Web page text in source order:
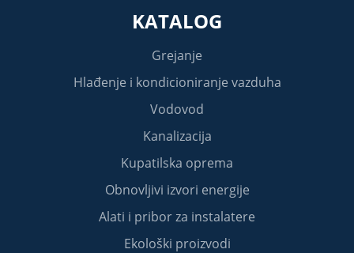
KATALOG
Grejanje
Hlađenje i kondicioniranje vazduha
Vodovod
Kanalizacija
Kupatilska oprema
Obnovljivi izvori energije
Alati i pribor za instalatere
Ekološki proizvodi